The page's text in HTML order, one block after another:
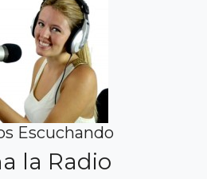
Escuchando
la Radio